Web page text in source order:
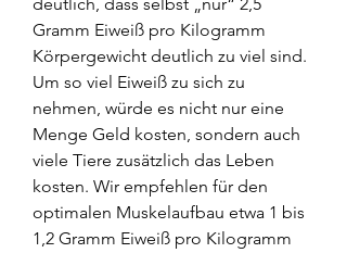
Gramm Eiweiß pro Kilogramm
Körpergewicht deutlich zu viel sind.
Um so viel Eiweiß zu sich zu
nehmen, würde es nicht nur eine
Menge Geld kosten, sondern auch
viele Tiere zusätzlich das Leben
kosten. Wir empfehlen für den
optimalen Muskelaufbau etwa 1 bis
1,2 Gramm Eiweiß pro Kilogramm